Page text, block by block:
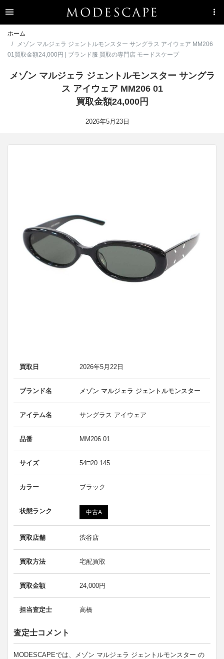
ホーム
メゾン マルジェラ ジェントルモンスター サングラス アイウェア MM206
01買取金額24,000円 | ブランド服 買取の専門店 モードスケープ
メゾン マルジェラ ジェントルモンスター サングラ
ス アイウェア MM206 01
買取金額24,000円
2026年5月23日
買取日 2026年5月22日
ブランド名 メゾン マルジェラ ジェントルモンスター
アイテム名 サングラス アイウェア
品番 MM206 01
サイズ 54□20 145
カラー ブラック
状態ランク 中古A
買取店舗 渋谷店
買取方法 宅配買取
買取金額 24,000円
担当査定士 高橋
査定士コメント
MODESCAPEでは、メゾン マルジェラ ジェントルモンスター の